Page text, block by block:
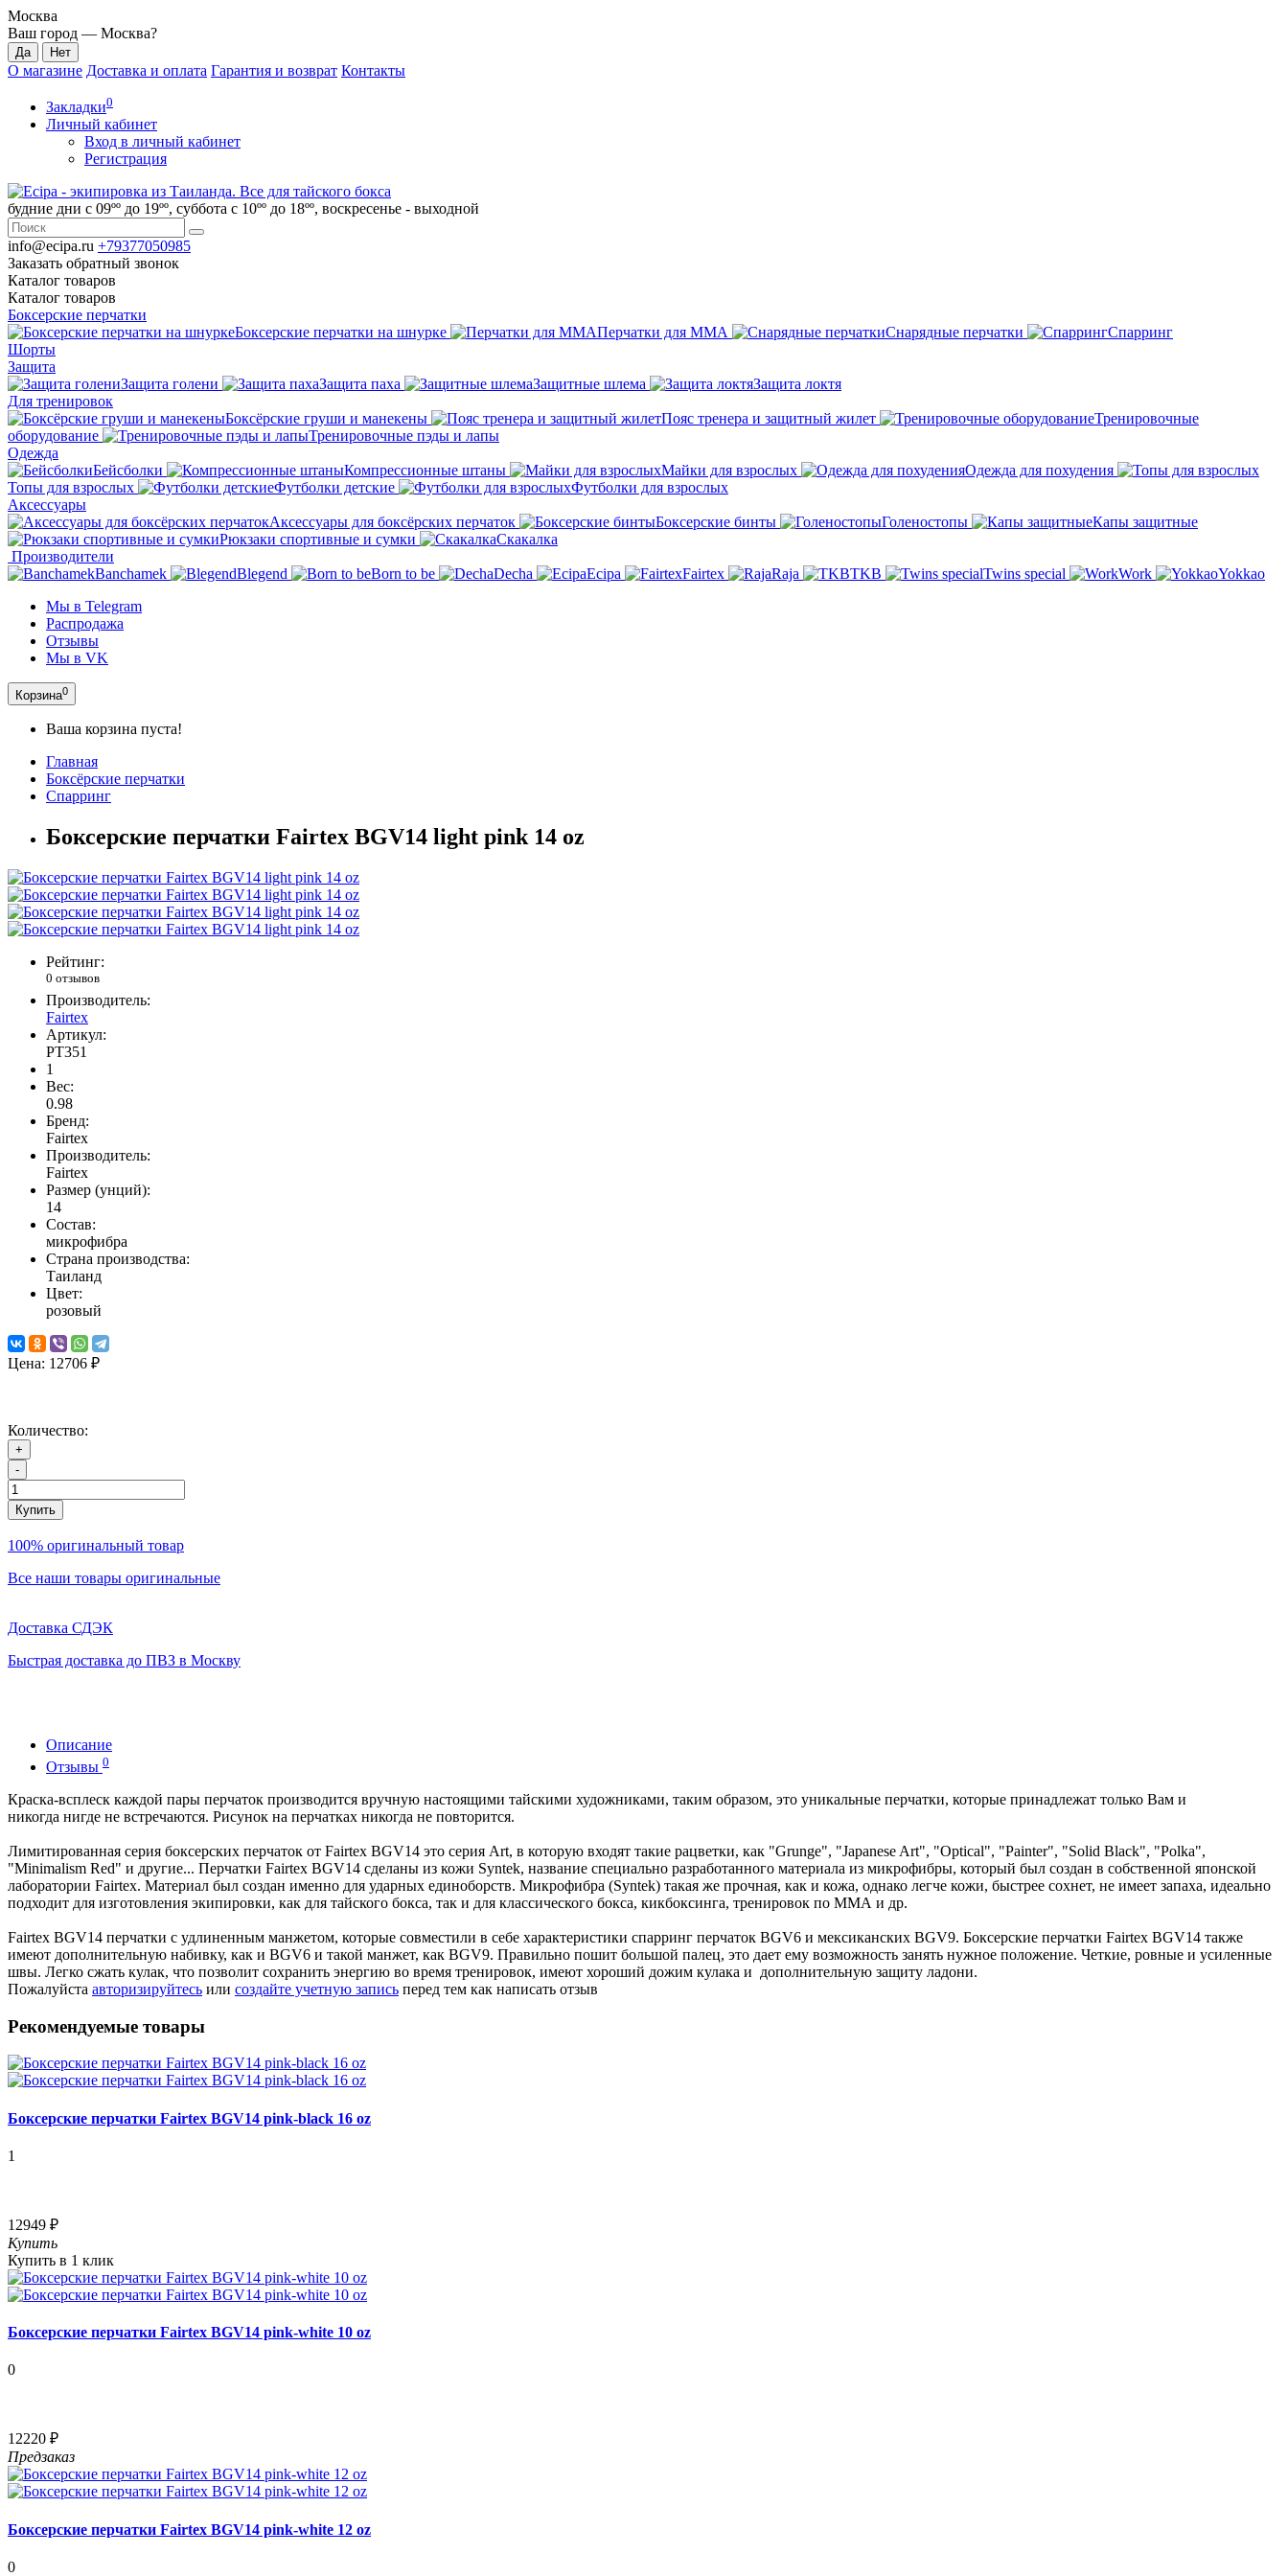
Москва
Ваш город — Москва?
О магазине Доставка и оплата Гарантия и возврат Контакты
Закладки0
Личный кабинет
Вход в личный кабинет
Регистрация
будние дни с 09ºº до 19ºº, суббота с 10ºº до 18ºº, воскресенье - выходной
info@ecipa.ru +79377050985
Заказать обратный звонок
Каталог товаров
Каталог товаров
Боксерские перчатки
Боксерские перчатки на шнурке
Перчатки для ММА Снарядные перчатки
Спарринг
Шорты
Защита
Защита голени
Защита паха Защитные шлема
Защита локтя
Для тренировок
Боксёрские груши и манекены
Пояс тренера и защитный жилет
Тренировочные
оборудование
Тренировочные пэды и лапы
Одежда
Бейсболки
Компрессионные штаны Майки для взрослых
Одежда для похудения
Топы для взрослых
Футболки детские
Футболки для взрослых
Аксессуары
Аксессуары для боксёрских перчаток
Боксерские бинты Голеностопы
Капы защитные
Рюкзаки спортивные и сумки
Скакалка
Производители
Banchamek
Blegend Born to be Decha Ecipa Fairtex Raja TKB Twins special Work
Yokkao
Мы в Telegram
Распродажа
Отзывы
Мы в VK
Корзина0
Ваша корзина пуста!
Главная
Боксёрские перчатки
Спарринг
Боксерские перчатки Fairtex BGV14 light pink 14 oz
Рейтинг:
0 отзывов
Производитель:
Fairtex
Артикул:
PT351
1
Вес:
0.98
Бренд:
Fairtex
Производитель:
Fairtex
Размер (унций):
14
Состав:
микрофибра
Страна производства:
Таиланд
Цвет:
розовый
Цена: 12706 ₽
Количество:
+
-
Купить
100% оригинальный товар
Все наши товары оригинальные
Доставка СДЭК
Быстрая доставка до ПВЗ в Москву
Описание
Отзывы 0
Краска-всплеск каждой пары перчаток производится вручную настоящими тайскими художниками, таким образом, это уникальные перчатки, которые принадлежат только Вам и
никогда нигде не встречаются. Рисунок на перчатках никогда не повторится.
Лимитированная серия боксерских перчаток от Fairtex BGV14 это серия Art, в которую входят такие рацветки, как "Grunge", "Japanese Art", "Optical", "Painter", "Solid Black", "Polka",
"Minimalism Red" и другие... Перчатки Fairtex BGV14 сделаны из кожи Syntek, название специально разработанного материала из микрофибры, который был создан в собственной японской
лаборатории Fairtex. Материал был создан именно для ударных единоборств. Микрофибра (Syntek) такая же прочная, как и кожа, однако легче кожи, быстрее сохнет, не имеет запаха, идеально
подходит для изготовления экипировки, как для тайского бокса, так и для классического бокса, кикбоксинга, тренировок по ММА и др.
Fairtex BGV14 перчатки с удлиненным манжетом, которые совместили в себе характеристики спарринг перчаток BGV6 и мексиканских BGV9. Боксерские перчатки Fairtex BGV14 также
имеют дополнительную набивку, как и BGV6 и такой манжет, как BGV9. Правильно пошит большой палец, это дает ему возможность занять нужное положение. Четкие, ровные и усиленные
швы. Легко сжать кулак, что позволит сохранить энергию во время тренировок, имеют хороший дожим кулака и дополнительную защиту ладони.
Пожалуйста авторизируйтесь или создайте учетную запись перед тем как написать отзыв
Рекомендуемые товары
Боксерские перчатки Fairtex BGV14 pink-black 16 oz
1
12949 ₽
Купить
Купить в 1 клик
Боксерские перчатки Fairtex BGV14 pink-white 10 oz
0
12220 ₽
Предзаказ
Боксерские перчатки Fairtex BGV14 pink-white 12 oz
0